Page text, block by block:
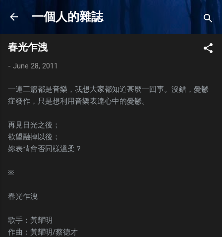
Skip to main content
一個人的雜誌
春光乍洩
- June 28, 2011
一連三篇都是音樂，我想大家都知道甚麼一回事。沒錯，憂鬱
症發作，只是想利用音樂表達心中的憂鬱。
再見日光之後；
欲望融掉以後；
妳表情會否同樣溫柔？
※
春光乍洩
歌手：黃耀明
作曲：黃耀明/蔡德才